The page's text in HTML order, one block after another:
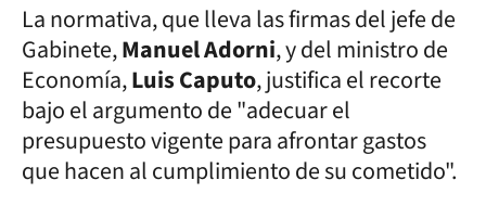
La normativa, que lleva las firmas del jefe de
Gabinete,Manuel Adorni, y del ministro de
Economía,Luis Caputo, justifica el recorte
bajo el argumento de "adecuar el
presupuesto vigente para afrontar gastos
que hacen al cumplimiento de su cometido".